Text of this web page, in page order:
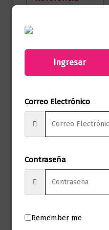
Páginas
Sello
Formato
Presentación
Ingresar
Correo Electrónico
Contraseña
Remember me